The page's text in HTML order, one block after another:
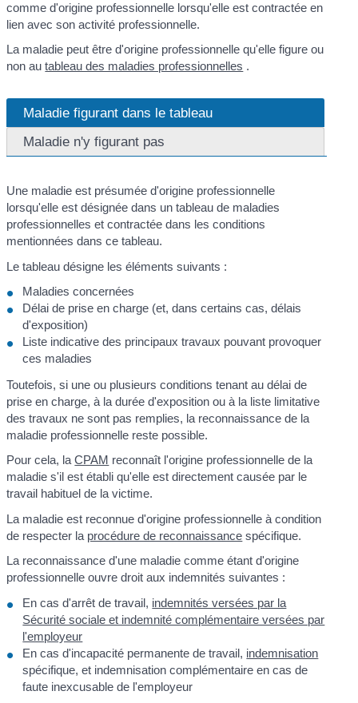
comme d'origine professionnelle lorsqu'elle est contractée en
lien avec son activité professionnelle.
La maladie peut être d'origine professionnelle qu'elle figure ou
non autableau des maladies professionnelles .
Maladie figurant dans le tableau
Maladie n'y figurant pas
Une maladie est présumée d'origine professionnelle
lorsqu'elle est désignée dans un tableau de maladies
professionnelles et contractée dans les conditions
mentionnées dans ce tableau.
Le tableau désigne les éléments suivants :
Maladies concernées
Délai de prise en charge (et, dans certains cas, délais
d'exposition)
Liste indicative des principaux travaux pouvant provoquer
ces maladies
Toutefois, si une ou plusieurs conditions tenant au délai de
prise en charge, à la durée d'exposition ou à la liste limitative
des travaux ne sont pas remplies, la reconnaissance de la
maladie professionnelle reste possible.
Pour cela, laCPAM reconnaît l'origine professionnelle de la
maladie s'il est établi qu'elle est directement causée par le
travail habituel de la victime.
La maladie est reconnue d'origine professionnelle à condition
de respecter la procédure de reconnaissance spécifique.
La reconnaissance d'une maladie comme étant d'origine
professionnelle ouvre droit aux indemnités suivantes :
En cas d'arrêt de travail, indemnités versées par la
Sécurité sociale et indemnité complémentaire versées par
l'employeur
En cas d'incapacité permanente de travail, indemnisation
spécifique, et indemnisation complémentaire en cas de
faute inexcusable de l'employeur